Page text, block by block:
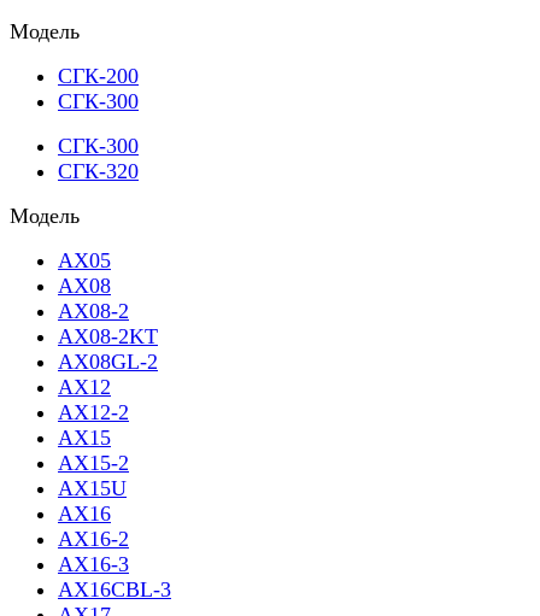
Модель
СГК-200
СГК-300
СГК-300
СГК-320
Модель
AX05
AX08
AX08-2
AX08-2KT
AX08GL-2
AX12
AX12-2
AX15
AX15-2
AX15U
AX16
AX16-2
AX16-3
AX16CBL-3